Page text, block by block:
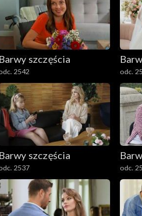
Barwy szczęścia
2542 odc.
Barwy szczęścia
2537 odc.